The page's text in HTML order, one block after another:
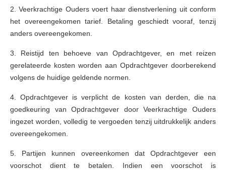
2. Veerkrachtige Ouders voert haar dienstverlening uit conform
het overeengekomen tarief. Betaling geschiedt vooraf, tenzij
anders overeengekomen.
3. Reistijd ten behoeve van Opdrachtgever, en met reizen
gerelateerde kosten worden aan Opdrachtgever doorberekend
volgens de huidige geldende normen.
4. Opdrachtgever is verplicht de kosten van derden, die na
goedkeuring van Opdrachtgever door Veerkrachtige Ouders
ingezet worden, volledig te vergoeden tenzij uitdrukkelijk anders
overeengekomen.
5. Partijen kunnen overeenkomen dat Opdrachtgever een
voorschot dient te betalen. Indien een voorschot is